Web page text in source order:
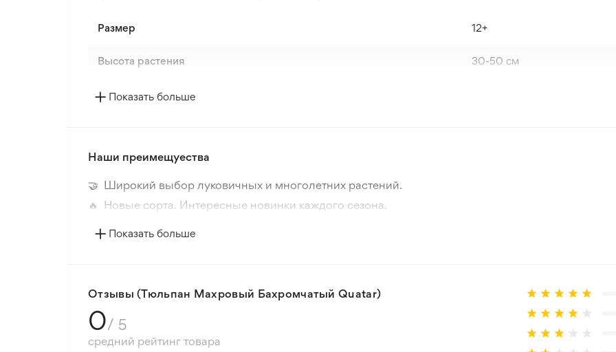
Размер 12+
Высота растения 30-50 см
Страна происхождения
Период цветения
Размер цветка
Цвет растения
Запах Отсутствует
Корень
Показать больше
Наши преимещуества
🤝 Широкий выбор луковичных и многолетних растений.
🔥 Новые сорта. Интересные новинки каждого сезона.
📸 Соответствие сортов. Совпадение фотографии товара и реального растения.
Показать больше
Отзывы (Тюльпан Махровый Бахромчатый Quatar)
0/ 5
средний рейтинг товара